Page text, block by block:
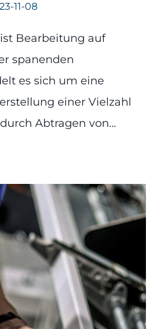
11-08
Bearbeitung auf
spanenden
es sich um eine
einer Vielzahl
Abtragen von…